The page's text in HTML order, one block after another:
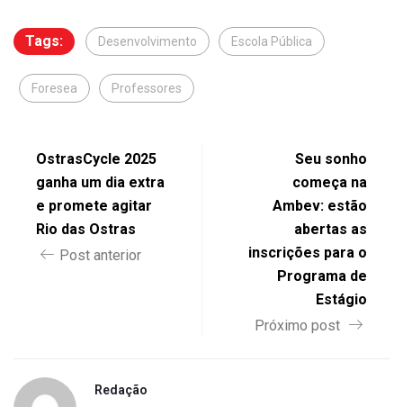
Tags: Desenvolvimento Escola Pública
Foresea Professores
OstrasCycle 2025
ganha um dia extra
e promete agitar
Rio das Ostras
Post anterior
Seu sonho
começa na
Ambev: estão
abertas as
inscrições para o
Programa de
Estágio
Próximo post
Redação